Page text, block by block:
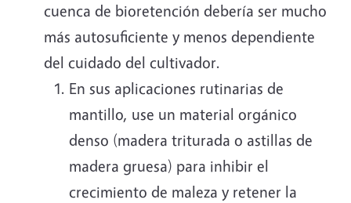
cuenca de bioretención debería ser mucho
más autosuficiente y menos dependiente
del cuidado del cultivador.
En sus aplicaciones rutinarias de
mantillo, use un material orgánico
denso (madera triturada o astillas de
madera gruesa) para inhibir el
crecimiento de maleza y retener la